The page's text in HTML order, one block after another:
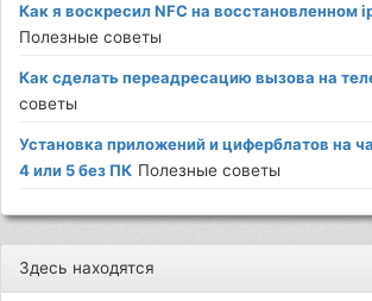
Как я воскресил NFC на восстановленном
Полезные советы
Как сделать переадресацию вызова на
советы
Установка приложений и циферблатов на
4 или 5 без ПК Полезные советы
Здесь находятся